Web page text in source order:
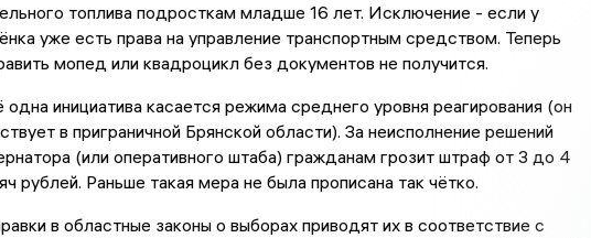
топлива подросткам младше 16 лет. Исключение - если у
уже есть права на управление транспортным средством. Теперь
мопед или квадроцикл без документов не получится.
инициатива касается режима среднего уровня реагирования (он
в приграничной Брянской области). За неисполнение решений
(или оперативного штаба) гражданам грозит штраф от 3 до 4
рублей. Раньше такая мера не была прописана так чётко.
в областные законы о выборах приводят их в соответствие с